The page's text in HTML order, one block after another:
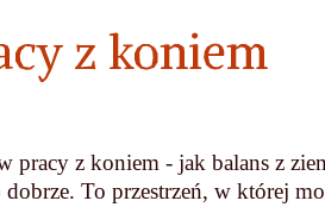
z koniem
pracy z koniem - jak balans z
To przestrzeń, w której